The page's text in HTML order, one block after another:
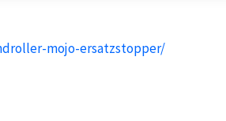
mojo-ersatzstopper/